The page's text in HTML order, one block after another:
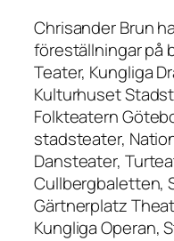
Chrisander Brun
föreställningar på
Teater, Kungliga
Kulturhuset
Folkteatern
stadsteater,
Dansteater,
Cullbergbaletten,
Gärtnerplatz
Kungliga Operan,